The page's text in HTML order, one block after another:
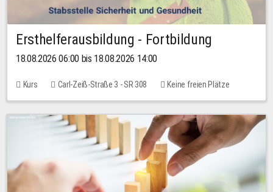
Ersthelferausbildung - Fortbildung
18.08.2026 06:00 bis 18.08.2026 14:00
Kurs Carl-Zeiß-Straße 3 - SR 308 Keine freien Plätze